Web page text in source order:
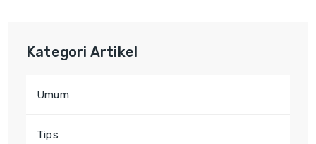
Kategori Artikel
Umum
Tips